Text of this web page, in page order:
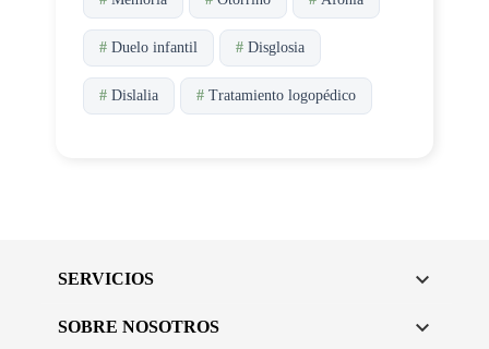
# Duelo infantil # Disglosia
# Dislalia # Tratamiento logopédico
SERVICIOS 
SOBRE NOSOTROS 